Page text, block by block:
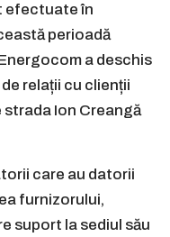
efectuate în
perioadă
a deschis
relații cu clienții
strada Ion Creangă
care au datorii
furnizorului,
suport la sediul său